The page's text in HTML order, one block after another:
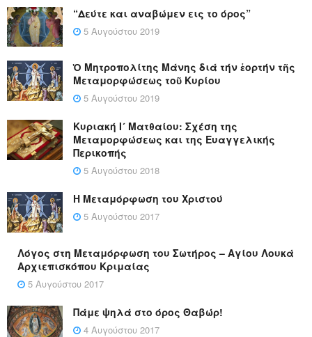
“Δεύτε και αναβώμεν εις το όρος”
5 Αυγούστου 2019
Ὁ Μητροπολίτης Μάνης διά τήν ἑορτήν τῆς
Μεταμορφώσεως τοῦ Κυρίου
5 Αυγούστου 2019
Κυριακή Ι´ Ματθαίου: Σχέση της
Μεταμορφώσεως και της Ευαγγελικής
Περικοπής
5 Αυγούστου 2018
Η Μεταμόρφωση του Χριστού
5 Αυγούστου 2017
Λόγος στη Μεταμόρφωση του Σωτήρος – Αγίου Λουκά
Αρχιεπισκόπου Κριμαίας
5 Αυγούστου 2017
Πάμε ψηλά στο όρος Θαβώρ!
4 Αυγούστου 2017